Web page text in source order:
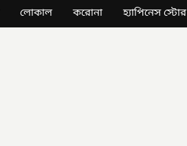
লোকাল করোনা হ্যাপিনেস স্টোর